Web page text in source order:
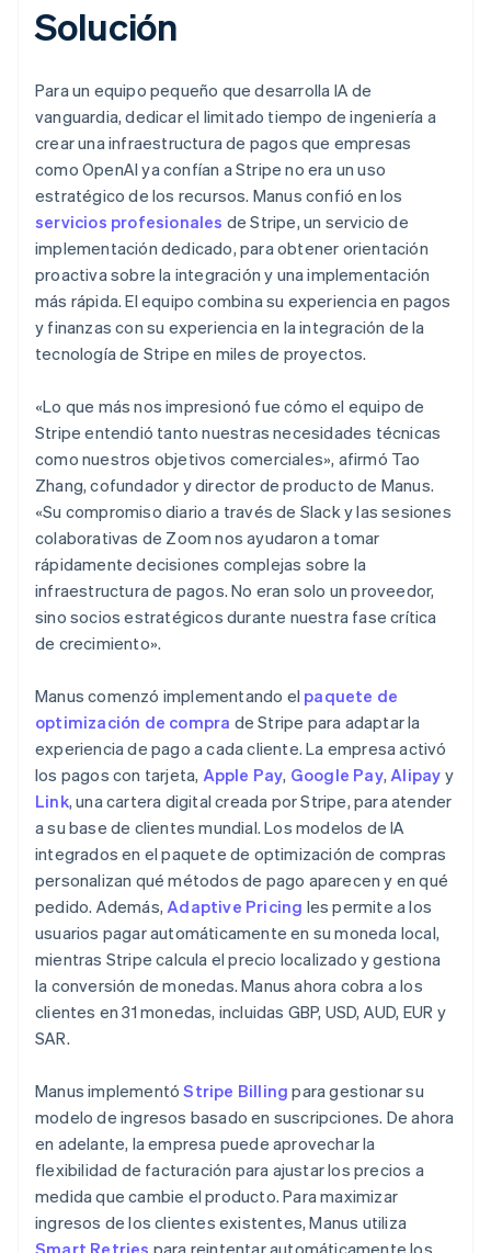
Solución
Para un equipo pequeño que desarrolla IA de
vanguardia, dedicar el limitado tiempo de ingeniería a
crear una infraestructura de pagos que empresas
como OpenAI ya confían a Stripe no era un uso
estratégico de los recursos. Manus confió en los
servicios profesionales de Stripe, un servicio de
implementación dedicado, para obtener orientación
proactiva sobre la integración y una implementación
más rápida. El equipo combina su experiencia en pagos
y finanzas con su experiencia en la integración de la
tecnología de Stripe en miles de proyectos.
«Lo que más nos impresionó fue cómo el equipo de
Stripe entendió tanto nuestras necesidades técnicas
como nuestros objetivos comerciales», afirmó Tao
Zhang, cofundador y director de producto de Manus.
«Su compromiso diario a través de Slack y las sesiones
colaborativas de Zoom nos ayudaron a tomar
rápidamente decisiones complejas sobre la
infraestructura de pagos. No eran solo un proveedor,
sino socios estratégicos durante nuestra fase crítica
de crecimiento».
Manus comenzó implementando el paquete de
optimización de compra de Stripe para adaptar la
experiencia de pago a cada cliente. La empresa activó
los pagos con tarjeta, Apple Pay, Google Pay, Alipay y
Link, una cartera digital creada por Stripe, para atender
a su base de clientes mundial. Los modelos de IA
integrados en el paquete de optimización de compras
personalizan qué métodos de pago aparecen y en qué
pedido. Además, Adaptive Pricing les permite a los
usuarios pagar automáticamente en su moneda local,
mientras Stripe calcula el precio localizado y gestiona
la conversión de monedas. Manus ahora cobra a los
clientes en 31 monedas, incluidas GBP, USD, AUD, EUR y
SAR.
Manus implementóStripe Billing para gestionar su
modelo de ingresos basado en suscripciones. De ahora
en adelante, la empresa puede aprovechar la
flexibilidad de facturación para ajustar los precios a
medida que cambie el producto. Para maximizar
ingresos de los clientes existentes, Manus utiliza
Smart Retries para reintentar automáticamente los